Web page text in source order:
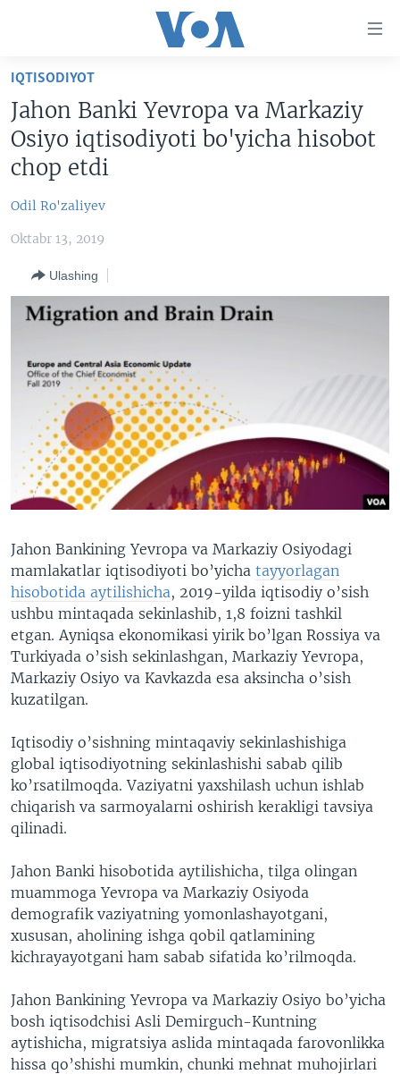
Boshiga
qayting
Qidiruvga
o'ting
MARKAZIY OSIYO
AMERIKA MANZARALARI
XALQARO HAYOT
MOBIL-SALOM!
VIDEO
XABARLAR SURATLARDA
IJTIMOIY TARMOQLAR
FACEBOOK
INSTAGRAM
ODNOKLASSNIKI
TELEGRAM
TWITTER
SOUNDCLOUD
INGLIZ TILI DARSLARI
Learning English
VOA
IQTISODIYOT
Jahon Banki Yevropa va Markaziy
Osiyo iqtisodiyoti bo'yicha hisobot
chop etdi
Odil Ro'zaliyev
Oktabr 13, 2019
Ulashing
Jahon Bankining Yevropa va Markaziy Osiyodagi
mamlakatlar iqtisodiyoti bo’yicha tayyorlagan
hisobotida aytilishicha, 2019-yilda iqtisodiy o’sish
ushbu mintaqada sekinlashib, 1,8 foizni tashkil
etgan. Ayniqsa ekonomikasi yirik bo’lgan Rossiya va
Turkiyada o’sish sekinlashgan, Markaziy Yevropa,
Markaziy Osiyo va Kavkazda esa aksincha o’sish
kuzatilgan.
Iqtisodiy o’sishning mintaqaviy sekinlashishiga
global iqtisodiyotning sekinlashishi sabab qilib
ko’rsatilmoqda. Vaziyatni yaxshilash uchun ishlab
chiqarish va sarmoyalarni oshirish kerakligi tavsiya
qilinadi.
Jahon Banki hisobotida aytilishicha, tilga olingan
muammoga Yevropa va Markaziy Osiyoda
demografik vaziyatning yomonlashayotgani,
xususan, aholining ishga qobil qatlamining
kichrayayotgani ham sabab sifatida ko’rilmoqda.
Jahon Bankining Yevropa va Markaziy Osiyo bo’yicha
bosh iqtisodchisi Asli Demirguch-Kuntning
aytishicha, migratsiya aslida mintaqada farovonlikka
hissa qo’shishi mumkin, chunki mehnat muhojirlari